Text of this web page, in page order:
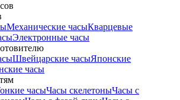
Механические часыКварцевые
Электронные часы
Швейцарские часыЯпонские
часы
часыЧасы скелетоныЧасы с